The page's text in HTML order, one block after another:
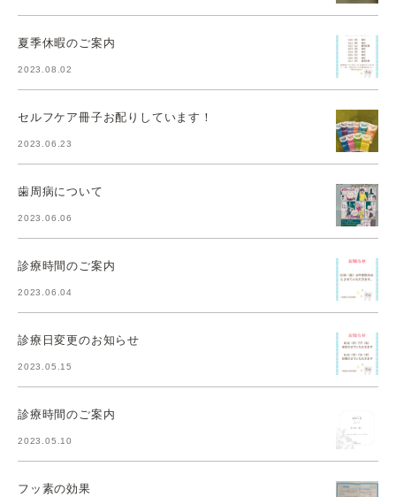
夏季休暇のご案内
2023.08.02
セルフケア冊子お配りしています！
2023.06.23
歯周病について
2023.06.06
診療時間のご案内
2023.06.04
診療日変更のお知らせ
2023.05.15
診療時間のご案内
2023.05.10
フッ素の効果